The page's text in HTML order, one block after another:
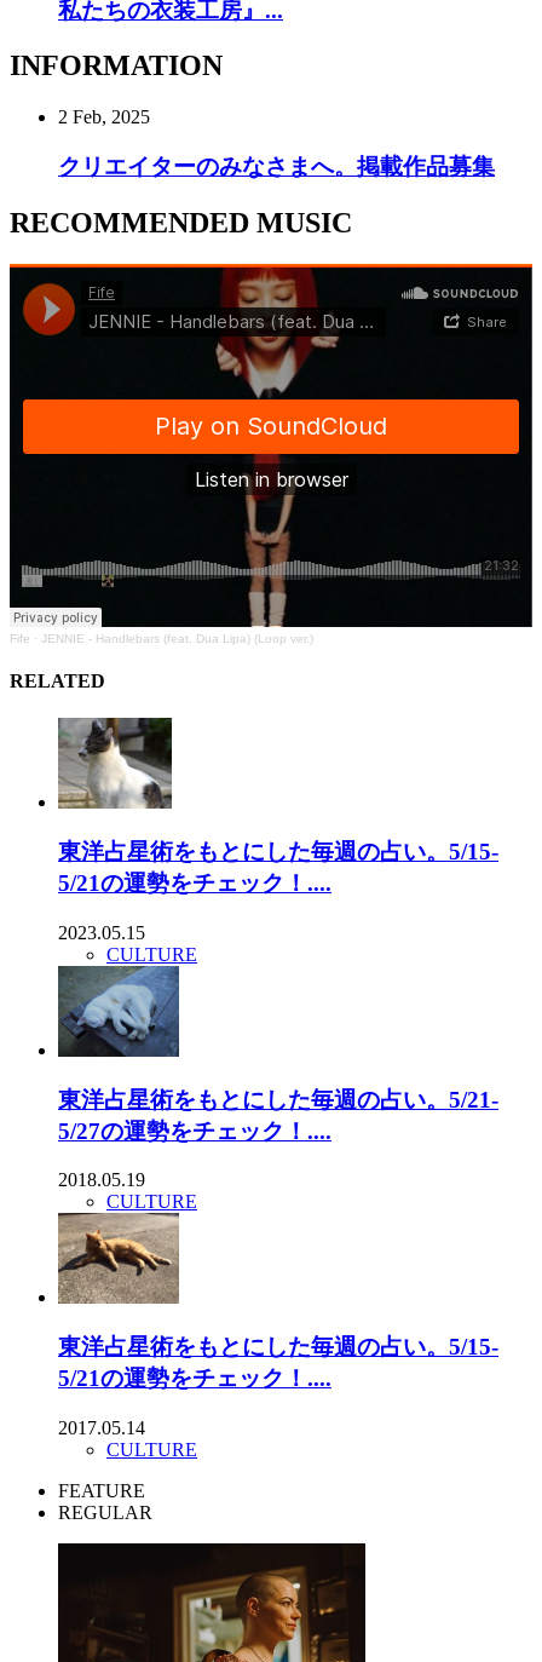
私たちの衣装工房』...
INFORMATION
2 Feb, 2025
クリエイターのみなさまへ。掲載作品募集
RECOMMENDED MUSIC
Fife · JENNIE - Handlebars (feat. Dua Lipa) (Loop ver.)
RELATED
東洋占星術をもとにした毎週の占い。5/15-
5/21の運勢をチェック！....
2023.05.15
CULTURE
東洋占星術をもとにした毎週の占い。5/21-
5/27の運勢をチェック！....
2018.05.19
CULTURE
東洋占星術をもとにした毎週の占い。5/15-
5/21の運勢をチェック！....
2017.05.14
CULTURE
FEATURE
REGULAR